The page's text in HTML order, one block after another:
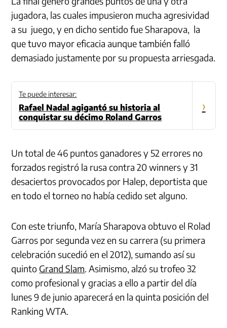
jugadora, las cuales impusieron mucha agresividad
a su juego, y en dicho sentido fue Sharapova, la
que tuvo mayor eficacia aunque también falló
demasiado justamente por su propuesta arriesgada.
Te puede interesar:
Rafael Nadal agigantó su historia al
conquistar su décimo Roland Garros
›
Un total de 46 puntos ganadores y 52 errores no
forzados registró la rusa contra 20 winners y 31
desaciertos provocados por Halep, deportista que
en todo el torneo no había cedido set alguno.
Con este triunfo, María Sharapova obtuvo el Rolad
Garros por segunda vez en su carrera (su primera
celebración sucedió en el 2012), sumando así su
quinto Grand Slam. Asimismo, alzó su trofeo 32
como profesional y gracias a ello a partir del día
lunes 9 de junio aparecerá en la quinta posición del
Ranking WTA.